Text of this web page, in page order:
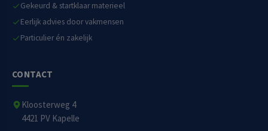
Gekeurd & startklaar materieel
Eerlijk advies door vakmensen
Particulier én zakelijk
CONTACT
Kloosterweg 4
4421 PV Kapelle